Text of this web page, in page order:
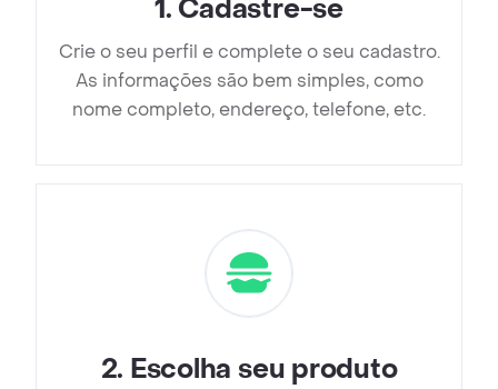
1. Cadastre-se
Crie o seu perfil e complete o seu cadastro.
As informações são bem simples, como
nome completo, endereço, telefone, etc.
2. Escolha seu produto